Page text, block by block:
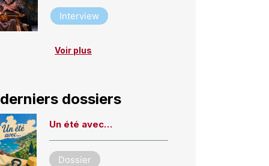
Interview
Voir plus
dossiers
Un été avec…
Dossier